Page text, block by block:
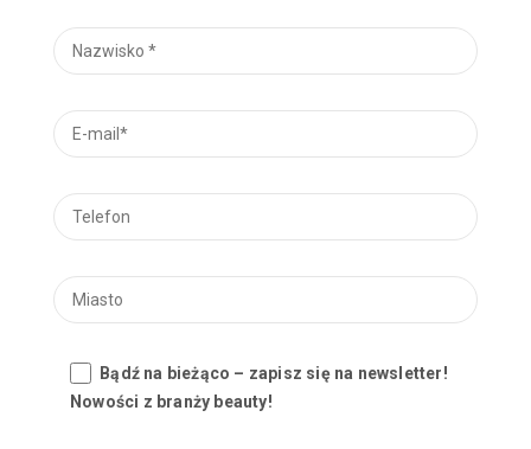
Bądź na bieżąco – zapisz się na newsletter!
Nowości z branży beauty!